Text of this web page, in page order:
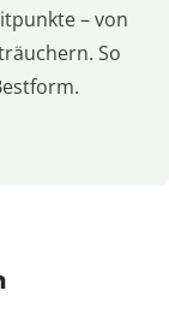
– von
So